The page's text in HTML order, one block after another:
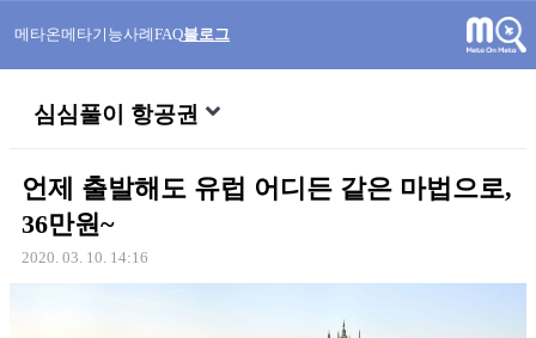
메타온메타기능사례FAQ블로그
심심풀이 항공권
언제 출발해도 유럽 어디든 같은 마법으로,
36만원~
2020. 03. 10. 14:16